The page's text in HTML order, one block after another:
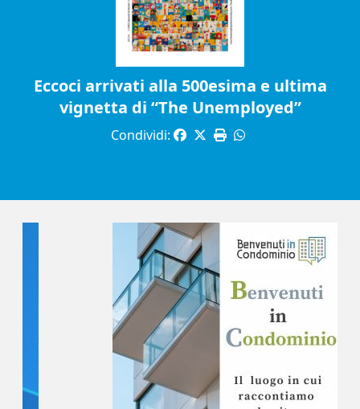
Eccoci arrivati alla 500esima e ultima
vignetta di “The Unemployed”
Condividi: